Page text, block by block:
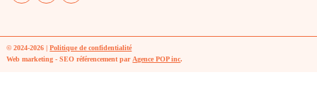
© 2024-2026 |Politique de confidentialité
Web marketing - SEO référencement par Agence POP inc.